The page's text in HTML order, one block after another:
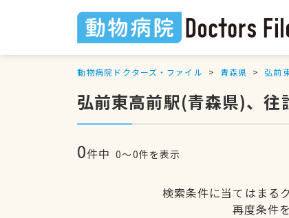
動物病院ドクターズ・ファイル 青森県 弘前
弘前東高前駅(青森県)、
0件中 0〜0件を表示
検索条件に当てはまる
再度条件